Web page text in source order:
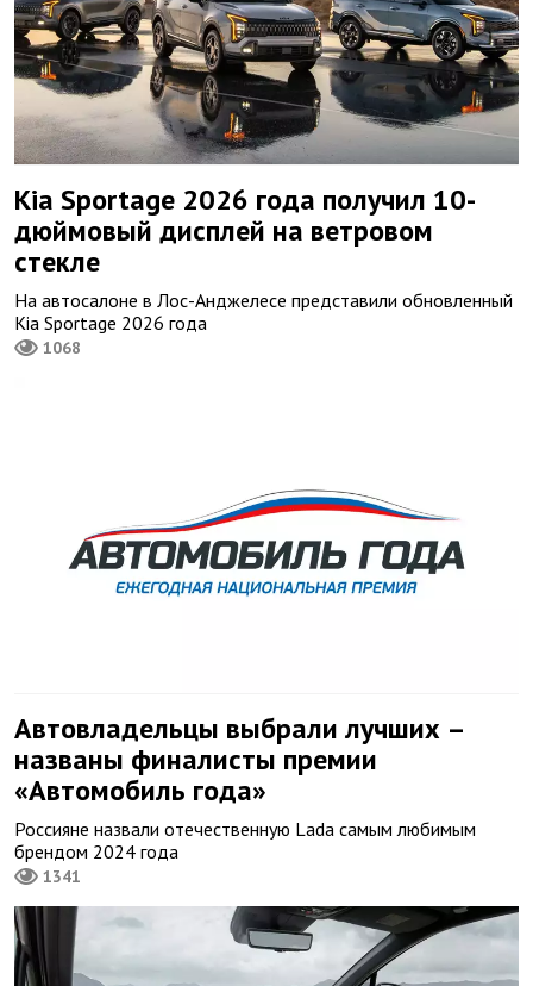
Kia Sportage 2026 года получил 10-
дюймовый дисплей на ветровом
стекле
На автосалоне в Лос-Анджелесе представили обновленный
Kia Sportage 2026 года
1068
Автовладельцы выбрали лучших –
названы финалисты премии
«Автомобиль года»
Россияне назвали отечественную Lada самым любимым
брендом 2024 года
1341